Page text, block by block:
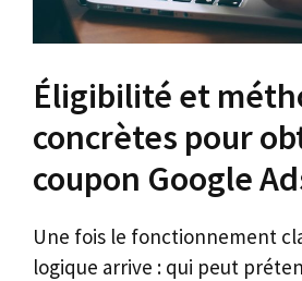
Éligibilité et
concrètes pour
coupon Google
Une fois le fonctionnement
logique arrive : qui peut